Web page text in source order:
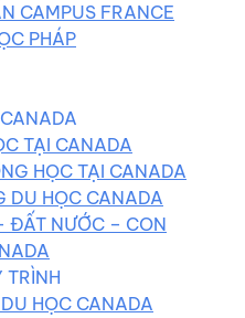
CAMPUS FRANCE
PHÁP
TẠI CANADA
HỌC TẠI CANADA
DU HỌC CANADA
ĐẤT NƯỚC – CON
TRÌNH
HỌC CANADA